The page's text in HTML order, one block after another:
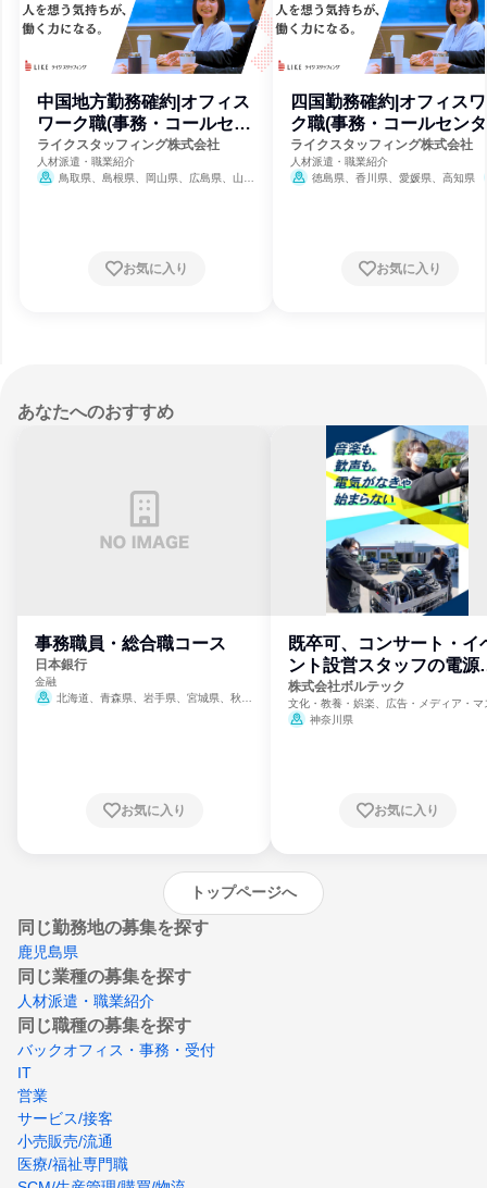
中国地方勤務確約|オフィス
ワーク職(事務・コールセン
タ
ライクスタッフィング株式会社
人材派遣・職業紹介
鳥取県、島根県、岡山県、広島県、山口
お気に入り
四国勤務確約|オフィス
ク職(事務・コールセンタ
ー)
ライクスタッフィング株式会社
人材派遣・職業紹介
徳島県、香川県、愛媛県、高知県
お気に入り
あなたへのおすすめ
事務職員・総合職コース
日本銀行
金融
北海道、青森県、岩手県、宮城県、秋田
崎県、熊本県、大分県、宮崎県、鹿児島県、
お気に入り
既卒可、コンサート・イ
ント設営スタッフの電源
門
株式会社ボルテック
文化・教養・娯楽、広告・メディア・マ
ミ、電力・ガス・水道・エネルギー
神奈川県
お気に入り
トップページへ
同じ勤務地の募集を探す
鹿児島県
同じ業種の募集を探す
人材派遣・職業紹介
同じ職種の募集を探す
バックオフィス・事務・受付
IT
営業
サービス/接客
小売販売/流通
医療/福祉専門職